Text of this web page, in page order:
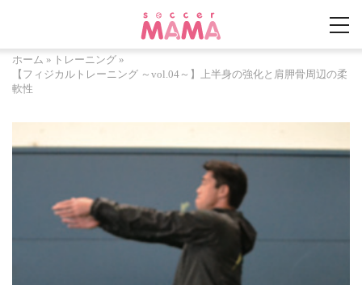
ホーム » トレーニング »
【フィジカルトレーニング ～vol.04～】上半身の強化と肩胛骨周辺の柔
軟性